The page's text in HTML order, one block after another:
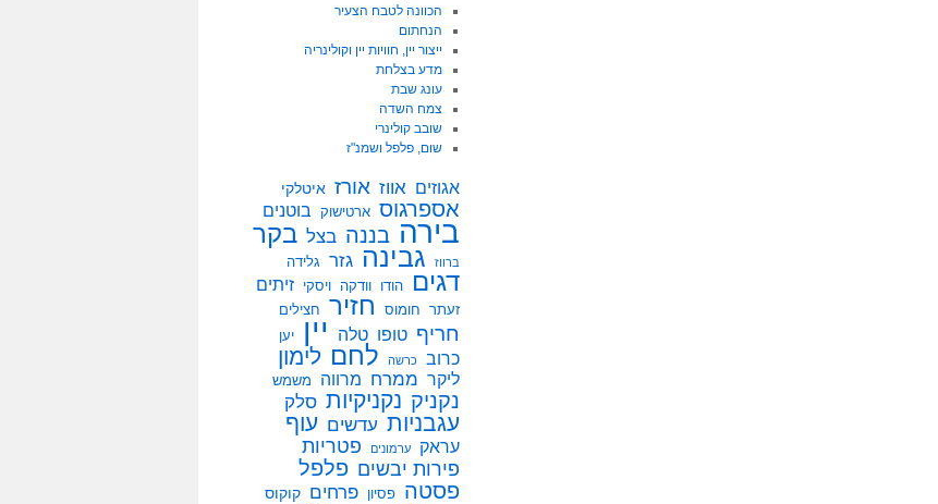
הכוונה לטבח הצעיר
הנחתום
ייצור יין, חוויות יין וקולינריה
מדע בצלחת
עונג שבת
צמח השדה
שובב קולינרי
שום, פלפל ושמנ"ז
אגוזים אווז אורז איטלקי
אספרגוס ארטישוק בוטנים
בירה בננה בצל בקר
ברווז גבינה גזר גלידה
דגים הודו וודקה ויסקי זיתים
זעתר חומוס חזיר חצילים
חריף טופו טלה יין יען
כרוב כרשה לחם לימון
ליקר ממרח מרווה משמש
נקניק נקניקיות סלק
עגבניות עדשים עוף
עראק ערמונים
פטריות
פירות יבשים פלפל
פסטה פסיון פרחים קוקוס